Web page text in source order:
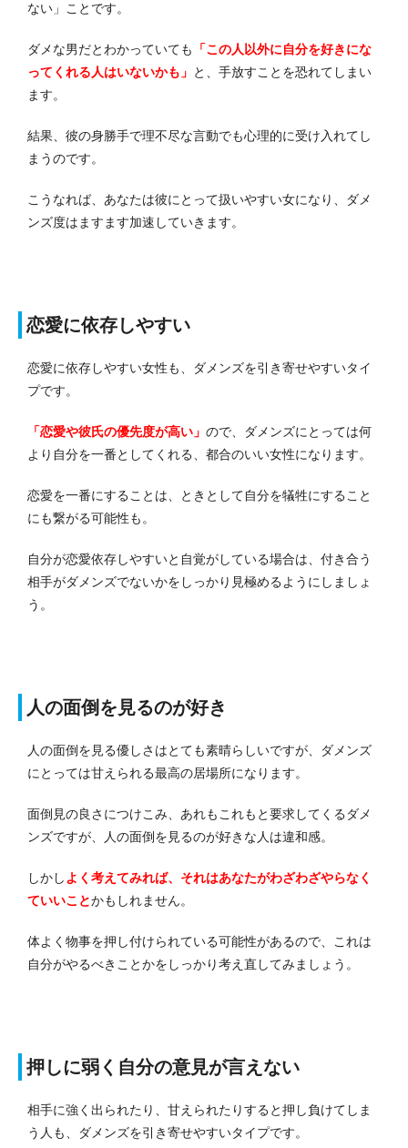
ない」ことです。
ダメな男だとわかっていても
「この人以外に自分を好きにな
ってくれる人はいないかも」 と、手放すことを恐れてしまい
ます。
結果、彼の身勝手で理不尽な言動でも心理的に受け入れてし
まうのです。
こうなれば、あなたは彼にとって扱いやすい女になり、ダメ
ンズ度はますます加速していきます。
恋愛に依存しやすい
恋愛に依存しやすい女性も、ダメンズを引き寄せやすいタイ
プです。
「恋愛や彼氏の優先度が高い」 ので、ダメンズにとっては何
より自分を一番としてくれる、都合のいい女性になります。
恋愛を一番にすることは、ときとして自分を犠牲にすること
にも繋がる可能性も。
自分が恋愛依存しやすいと自覚がしている場合は、付き合う
相手がダメンズでないかをしっかり見極めるようにしましょ
う。
人の面倒を見るのが好き
人の面倒を見る優しさはとても素晴らしいですが、ダメンズ
にとっては甘えられる最高の居場所になります。
面倒見の良さにつけこみ、あれもこれもと要求してくるダメ
ンズですが、人の面倒を見るのが好きな人は違和感。
しかし よく考えてみれば、それはあなたがわざわざやらなく
ていいことかもしれません。
体よく物事を押し付けられている可能性があるので、これは
自分がやるべきことかをしっかり考え直してみましょう。
押しに弱く自分の意見が言えない
相手に強く出られたり、甘えられたりすると押し負けてしま
う人も、ダメンズを引き寄せやすいタイプです。